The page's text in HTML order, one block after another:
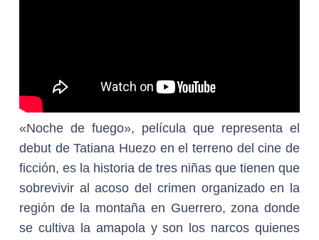
«Noche de fuego», película que representa el
debut de Tatiana Huezo en el terreno del cine de
ficción, es la historia de tres niñas que tienen que
sobrevivir al acoso del crimen organizado en la
región de la montaña en Guerrero, zona donde
se cultiva la amapola y son los narcos quienes